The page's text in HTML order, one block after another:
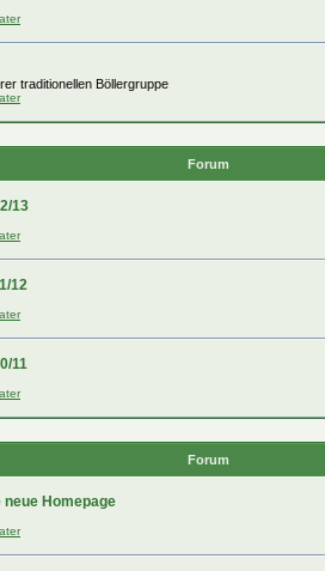
traditionellen Böllergruppe
Forum
13
12
11
Forum
Homepage